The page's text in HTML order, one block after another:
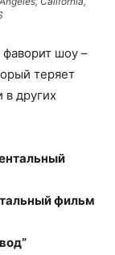
шоу –
теряет
других
фильм